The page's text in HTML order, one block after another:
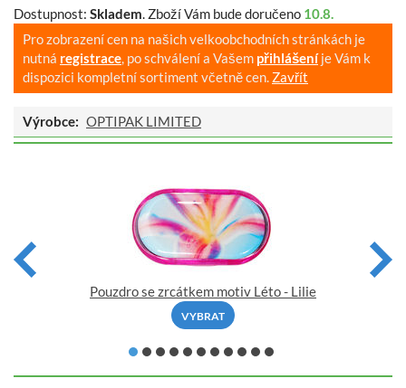
Dostupnost: Skladem. Zboží Vám bude doručeno 10.8.
Pro zobrazení cen na našich velkoobchodních stránkách je
nutná registrace, po schválení a Vašem přihlášeníje Vám k
dispozici kompletní sortiment včetně cen. Zavřít
Výrobce: OPTIPAK LIMITED
Pouzdro se zrcátkem motiv Léto - Lilie
VYBRAT